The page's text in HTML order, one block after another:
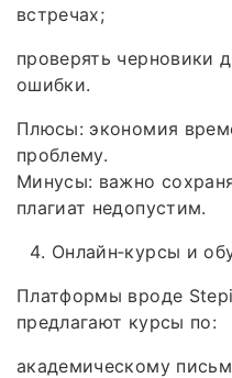
встречах;
проверять черновики
ошибки.
Плюсы: экономия
проблему.
Минусы: важно
плагиат недопустим.
Онлайн‑курсы и
Платформы вроде
предлагают курсы по:
академическому